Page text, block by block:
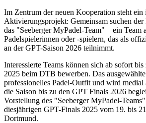
Im Zentrum der neuen Kooperation steht ein
Aktivierungsprojekt: Gemeinsam suchen
das "Seeberger MyPadel-Team" – ein Team
Padelspielerinnen oder -spielern, das als
an der GPT-Saison 2026 teilnimmt.
Interessierte Teams können sich ab sofort
2025 beim DTB bewerben. Das
professionelles Padel-Outfit und wird medial
die Saison bis zu den GPT Finals 2026
Vorstellung des "Seeberger MyPadel-
diesjährigen GPT-Finals 2025 vom 19. bis
Dortmund.